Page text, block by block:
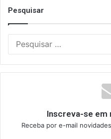
Pesquisar
Inscreva-se em
Receba por e-mail